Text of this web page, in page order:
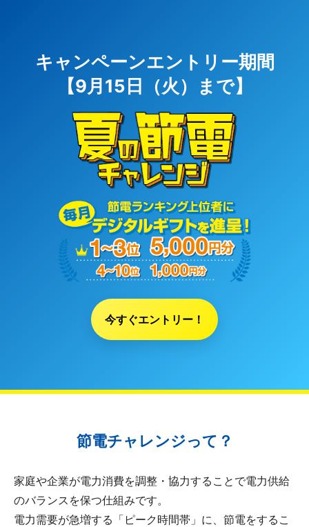
キャンペーンエントリー期間
【9月15日（火）まで】
今すぐエントリー！
節電チャレンジって？
家庭や企業が電力消費を調整・協力することで電力供給
のバランスを保つ仕組みです。
電力需要が急増する「ピーク時間帯」に、節電をするこ